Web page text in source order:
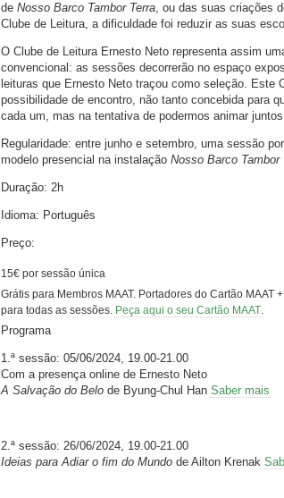
de Nosso Barco Tambor Terra, ou das suas criações
Clube de Leitura, a dificuldade foi reduzir as suas
O Clube de Leitura Ernesto Neto representa assim
convencional: as sessões decorrerão no espaço
leituras que Ernesto Neto traçou como seleção. Este
possibilidade de encontro, não tanto concebida para
cada um, mas na tentativa de podermos animar
Regularidade: entre junho e setembro, uma sessão
modelo presencial na instalação Nosso Barco Tambor
Duração: 2h
Idioma: Português
Preço:
15€ por sessão única
Grátis para Membros MAAT. Portadores do Cartão MAAT
para todas as sessões. Peça aqui o seu Cartão MAAT.
Programa
1.ª sessão: 05/06/2024, 19.00-21.00
Com a presença online de Ernesto Neto
A Salvação do Belo de Byung-Chul Han Saber mais
2.ª sessão: 26/06/2024, 19.00-21.00
Ideias para Adiar o fim do Mundo de Ailton Krenak